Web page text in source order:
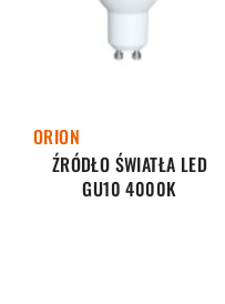
ORION
ŹRÓDŁO ŚWIATŁA LED
GU10 4000K